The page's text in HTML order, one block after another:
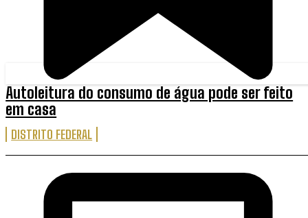
Autoleitura do consumo de água pode ser feito
em casa
DISTRITO FEDERAL